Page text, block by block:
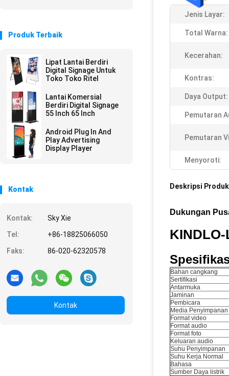
Produk Terbaik
Lipat Lantai Berdiri
Digital Signage Untuk
Toko Toko Ritel
Lantai Komersial
Berdiri Digital Signage
55 Inch 65 Inch
Android Plug In And
Play Advertising
Display Player
Kontak
Kontak:
Sky Xie
Tel:
+86-18825066050
Faks:
86-020-62320578
Kontak
Jenis Layar:
Total Warna:
Kecerahan:
Kontras:
Daya Output:
Pemutaran
Pemutaran
Menyoroti:
Deskripsi Produk
Dukungan
KINDLO-
Bahan cangkang
Sertifikasi
Antarmuka
Jaminan
Pembicara
Media Penyimpanan
Format video
Format audio
Format foto
Keluaran audio
Suhu Penyimpanan
Suhu Kerja Normal
Bahasa
Sumber Daya listrik